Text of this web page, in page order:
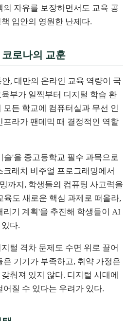
의 자유를 보장하면서도 교육 공
입안의 영원한 난제다.
로나의 교훈
, 대만의 온라인 교육 역량이 국
부가 일찍부터 디지털 학습 환
든 학교에 컴퓨터실과 무선 인
프라가 팬데믹 때 결정적인 역할
술'을 중고등학교 필수 과목으로
래치 비주얼 프로그래밍에서
까지, 학생들의 컴퓨팅 사고력을
육도 새로운 핵심 과제로 떠올라,
기 계획'을 추진해 학생들이 AI
다.
털 격차 문제도 수면 위로 끌어
기기가 부족하고, 취약 가정은
춰져 있지 않다. 디지털 시대에
질 수 있다는 우려가 있다.